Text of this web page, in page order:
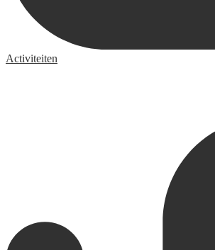
Activiteiten